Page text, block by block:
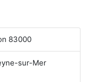
83000
sur-Mer